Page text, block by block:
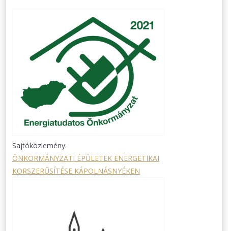
Sajtóközlemény:
ÖNKORMÁNYZATI ÉPÜLETEK ENERGETIKAI
KORSZERŰSÍTÉSE KÁPOLNÁSNYÉKEN